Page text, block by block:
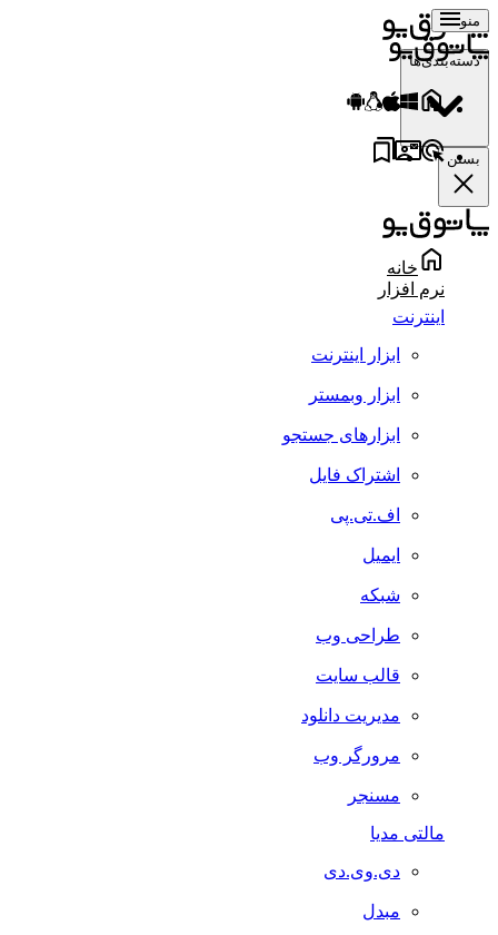
منو
دسته‌بندی‌ها
بستن
خانه
نرم افزار
اینترنت
ابزار اینترنت
ابزار وبمستر
ابزارهای جستجو
اشتراک فایل
اف.تی.پی
ایمیل
شبکه
طراحی وب
قالب سایت
مدیریت دانلود
مرورگر وب
مسنجر
مالتی مدیا
دی.وی.دی
مبدل